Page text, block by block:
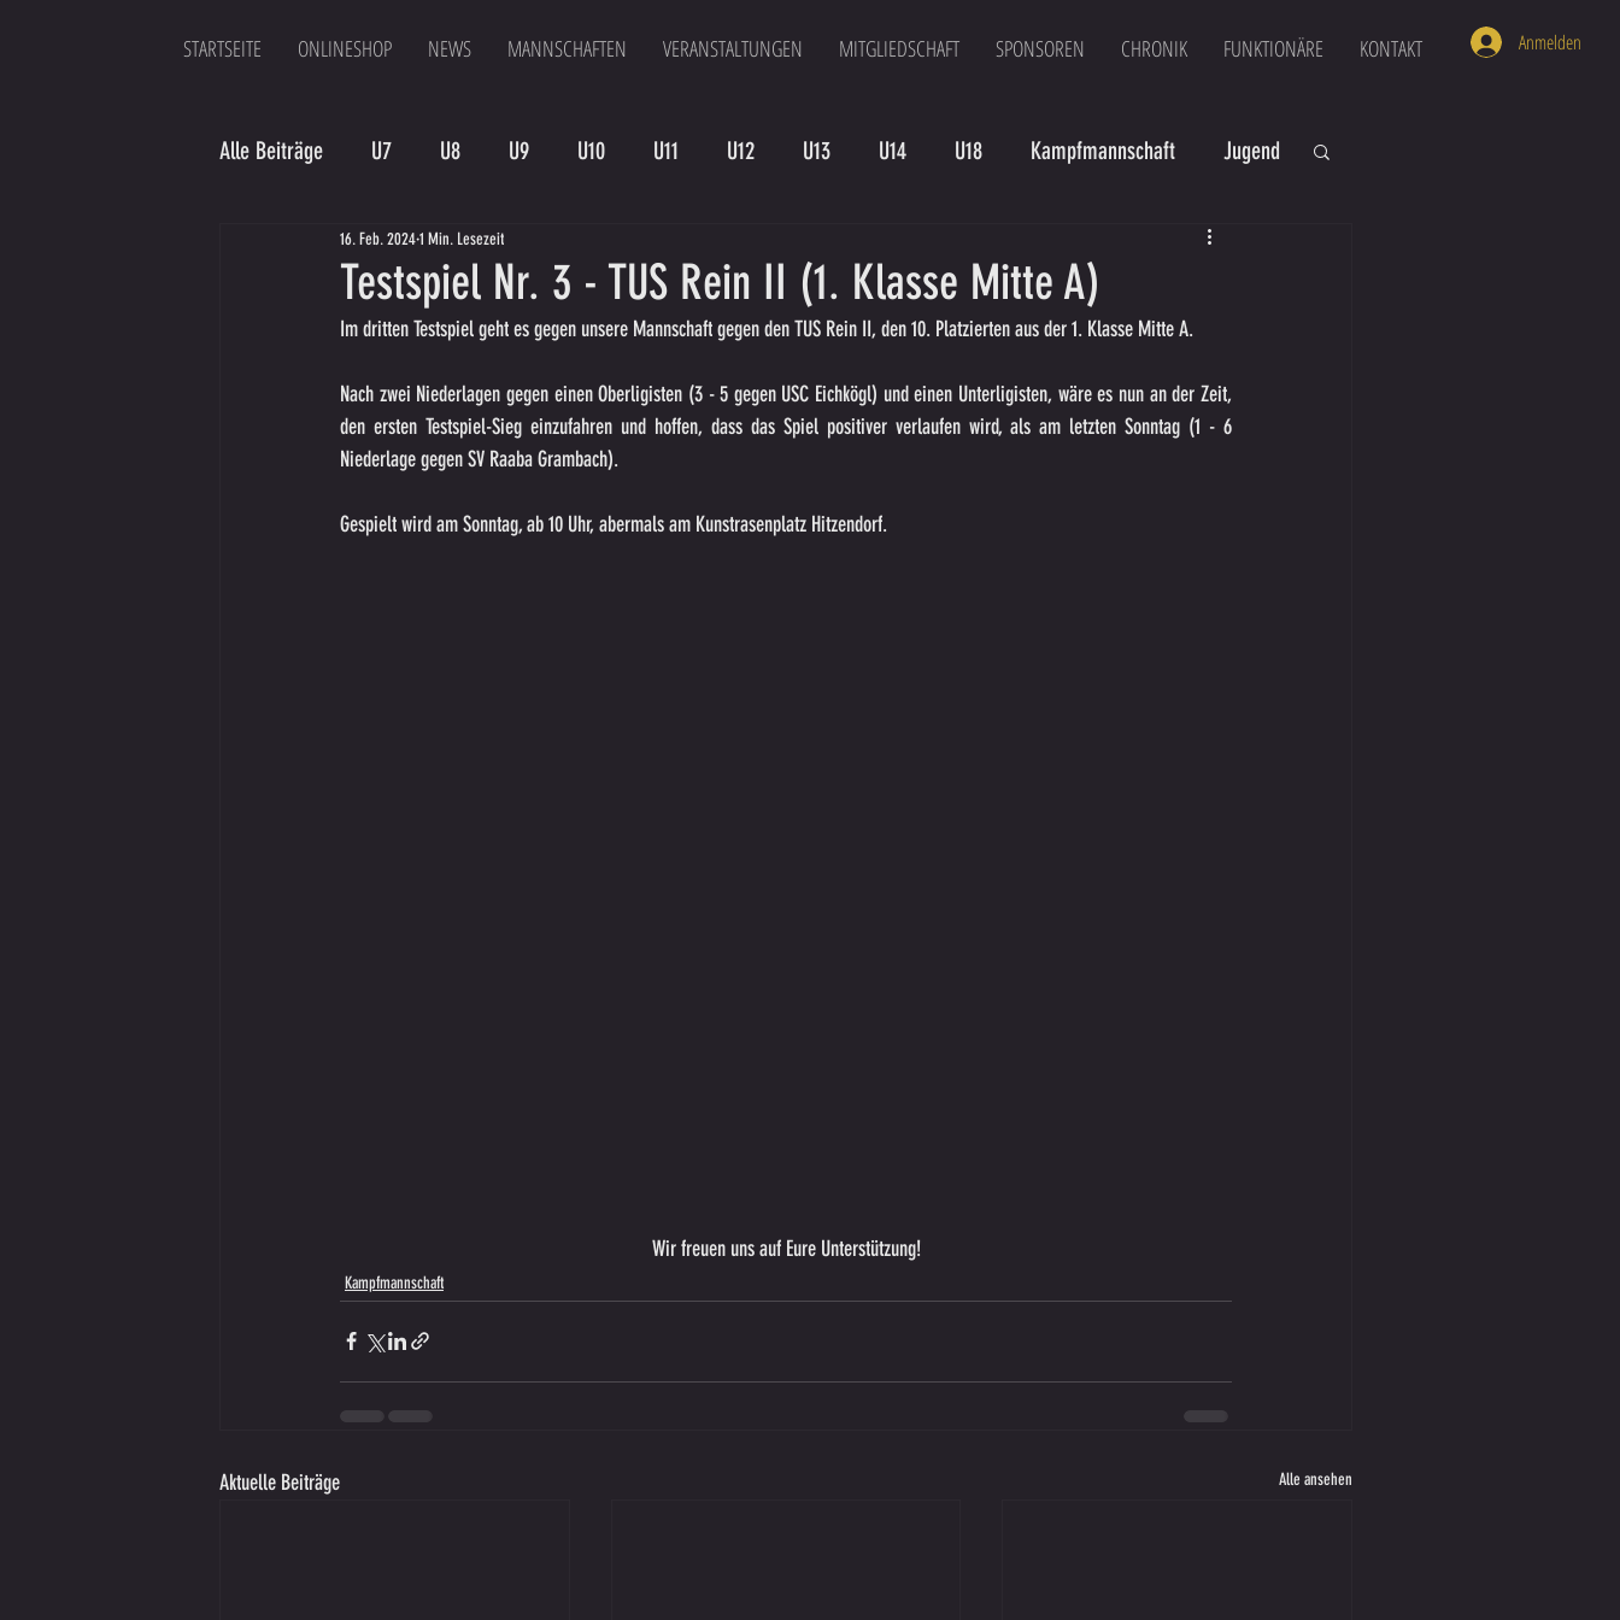
STARTSEITE ONLINESHOP NEWS MANNSCHAFTEN VERANSTALTUNGEN MITGLIEDSCHAFT SPONSOREN CHRONIK FUNKTIONÄRE KONTAKT Anmelden
Alle Beiträge U7 U8 U9 U10 U11 U12 U13 U14 U18 Kampfmannschaft Jugend
Spielergebnis Veranstaltungen
Testspiel Nr. 3 - TUS Rein II (1. Klasse Mitte A)
16. Feb. 20241 Min. Lesezeit
Im dritten Testspiel geht es gegen unsere Mannschaft gegen den TUS Rein II, den 10. Platzierten aus der 1. Klasse Mitte A.
Nach zwei Niederlagen gegen einen Oberligisten (3 - 5 gegen USC Eichkögl) und einen Unterligisten, wäre es nun an der Zeit,
den ersten Testspiel-Sieg einzufahren und hoffen, dass das Spiel positiver verlaufen wird, als am letzten Sonntag (1 - 6
Niederlage gegen SV Raaba Grambach).
Gespielt wird am Sonntag, ab 10 Uhr, abermals am Kunstrasenplatz Hitzendorf.
Wir freuen uns auf Eure Unterstützung!
Kampfmannschaft
Aktuelle Beiträge Alle ansehen